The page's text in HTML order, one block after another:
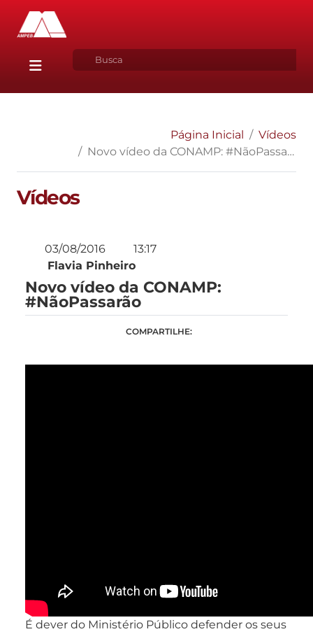
Página Inicial
Vídeos
Novo vídeo da CONAMP: #NãoPassarão
Vídeos
03/08/2016
13:17
Flavia Pinheiro
Novo vídeo da CONAMP:
#NãoPassarão
COMPARTILHE:
É dever do Ministério Público defender os seus